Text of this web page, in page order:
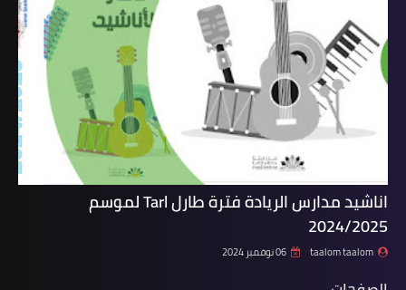
اناشيد مدارس الريادة فترة طارل Tarl لموسم
2024/2025
taalom taalom 06 نوفمبر 2024